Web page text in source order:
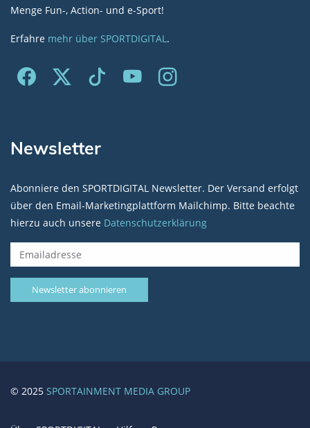
Menge Fun-, Action- und e-Sport!
Erfahre mehr über SPORTDIGITAL.
Newsletter
Abonniere den SPORTDIGITAL Newsletter. Der Versand erfolgt
über den Email-Marketingplattform Mailchimp. Bitte beachte
hierzu auch unsere Datenschutzerklärung
© 2025 SPORTAINMENT MEDIA GROUP